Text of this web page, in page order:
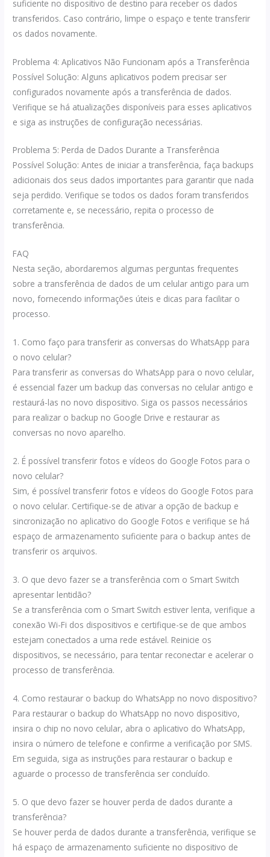
suficiente no dispositivo de destino para receber os dados
transferidos. Caso contrário, limpe o espaço e tente transferir
os dados novamente.
Problema 4: Aplicativos Não Funcionam após a Transferência
Possível Solução: Alguns aplicativos podem precisar ser
configurados novamente após a transferência de dados.
Verifique se há atualizações disponíveis para esses aplicativos
e siga as instruções de configuração necessárias.
Problema 5: Perda de Dados Durante a Transferência
Possível Solução: Antes de iniciar a transferência, faça backups
adicionais dos seus dados importantes para garantir que nada
seja perdido. Verifique se todos os dados foram transferidos
corretamente e, se necessário, repita o processo de
transferência.
FAQ
Nesta seção, abordaremos algumas perguntas frequentes
sobre a transferência de dados de um celular antigo para um
novo, fornecendo informações úteis e dicas para facilitar o
processo.
1. Como faço para transferir as conversas do WhatsApp para
o novo celular?
Para transferir as conversas do WhatsApp para o novo celular,
é essencial fazer um backup das conversas no celular antigo e
restaurá-las no novo dispositivo. Siga os passos necessários
para realizar o backup no Google Drive e restaurar as
conversas no novo aparelho.
2. É possível transferir fotos e vídeos do Google Fotos para o
novo celular?
Sim, é possível transferir fotos e vídeos do Google Fotos para
o novo celular. Certifique-se de ativar a opção de backup e
sincronização no aplicativo do Google Fotos e verifique se há
espaço de armazenamento suficiente para o backup antes de
transferir os arquivos.
3. O que devo fazer se a transferência com o Smart Switch
apresentar lentidão?
Se a transferência com o Smart Switch estiver lenta, verifique a
conexão Wi-Fi dos dispositivos e certifique-se de que ambos
estejam conectados a uma rede estável. Reinicie os
dispositivos, se necessário, para tentar reconectar e acelerar o
processo de transferência.
4. Como restaurar o backup do WhatsApp no novo dispositivo?
Para restaurar o backup do WhatsApp no novo dispositivo,
insira o chip no novo celular, abra o aplicativo do WhatsApp,
insira o número de telefone e confirme a verificação por SMS.
Em seguida, siga as instruções para restaurar o backup e
aguarde o processo de transferência ser concluído.
5. O que devo fazer se houver perda de dados durante a
transferência?
Se houver perda de dados durante a transferência, verifique se
há espaço de armazenamento suficiente no dispositivo de